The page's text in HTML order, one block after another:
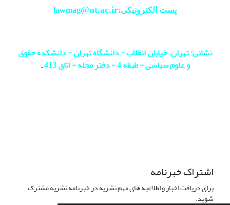
پست الکترونیکی:lawmag@ut.ac.ir
نشانی: تهران، خیابان انقلاب - دانشگاه تهران - دانشکده حقوق
و علوم سیاسی - طبقه 4 - دفتر مجله - اتاق 413
.
اشتراک خبرنامه
برای دریافت اخبار و اطلاعیه های مهم نشریه در خبرنامه نشریه مشترک
شوید.